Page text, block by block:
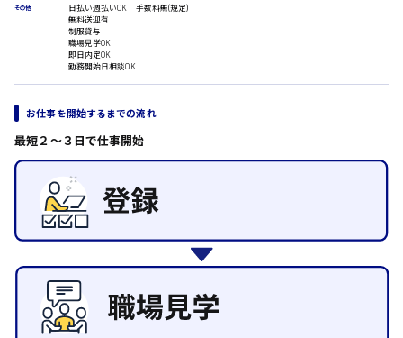
プログラマー
カスタマーエンジニア
販売・サービス・フード系
レジ
接客
調理
洗い場
営業
ラウンダー営業
施工管理
自動車整備士
広島市安芸区
廿日市市
呉市
東広島市
安芸高田市
時給制すべて
日給8000円～
その他
日払い週払いOK 手数料無(規定)
無料送迎有
制服貸与
職場見学OK
即日内定OK
勤務開始日相談OK
お仕事を開始するまでの流れ
最短２〜３日で仕事開始